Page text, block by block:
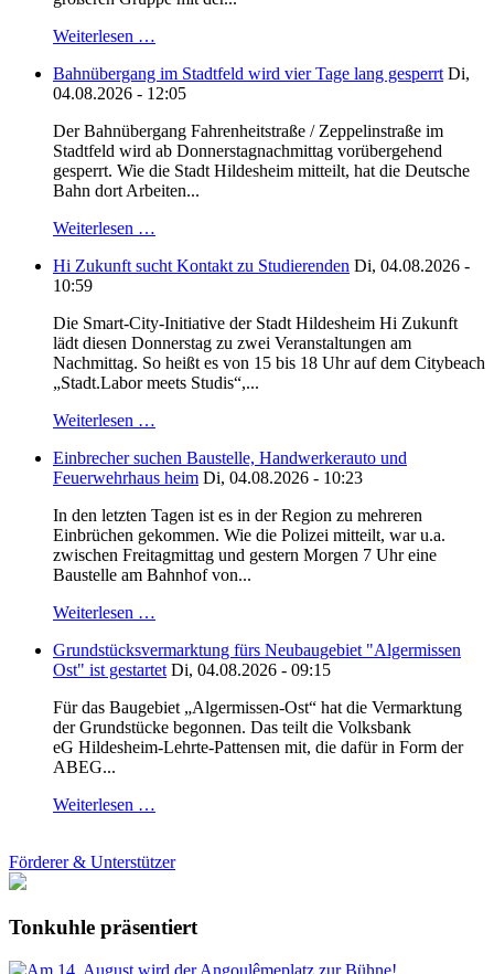
Weiterlesen …
Bahnübergang im Stadtfeld wird vier Tage lang gesperrt Di,
04.08.2026 - 12:05
Der Bahnübergang Fahrenheitstraße / Zeppelinstraße im
Stadtfeld wird ab Donnerstagnachmittag vorübergehend
gesperrt. Wie die Stadt Hildesheim mitteilt, hat die Deutsche
Bahn dort Arbeiten...
Weiterlesen …
Hi Zukunft sucht Kontakt zu Studierenden Di, 04.08.2026 -
10:59
Die Smart-City-Initiative der Stadt Hildesheim Hi Zukunft
lädt diesen Donnerstag zu zwei Veranstaltungen am
Nachmittag. So heißt es von 15 bis 18 Uhr auf dem Citybeach
„Stadt.Labor meets Studis“,...
Weiterlesen …
Einbrecher suchen Baustelle, Handwerkerauto und
Feuerwehrhaus heim Di, 04.08.2026 - 10:23
In den letzten Tagen ist es in der Region zu mehreren
Einbrüchen gekommen. Wie die Polizei mitteilt, war u.a.
zwischen Freitagmittag und gestern Morgen 7 Uhr eine
Baustelle am Bahnhof von...
Weiterlesen …
Grundstücksvermarktung fürs Neubaugebiet "Algermissen
Ost" ist gestartet Di, 04.08.2026 - 09:15
Für das Baugebiet „Algermissen-Ost“ hat die Vermarktung
der Grundstücke begonnen. Das teilt die Volksbank
eG Hildesheim-Lehrte-Pattensen mit, die dafür in Form der
ABEG...
Weiterlesen …
Förderer & Unterstützer
Tonkuhle präsentiert